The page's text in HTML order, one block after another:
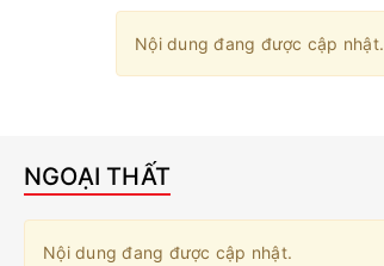
Nội dung đang được cập nhật.
NGOẠI THẤT
Nội dung đang được cập nhật.